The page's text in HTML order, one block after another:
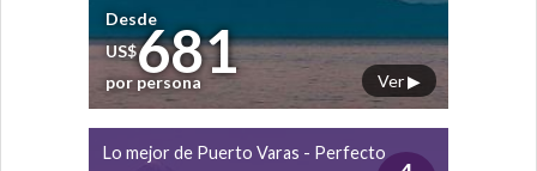
Ver ▶
Desde
US$681
por persona
Lo mejor de Puerto Varas - Perfecto